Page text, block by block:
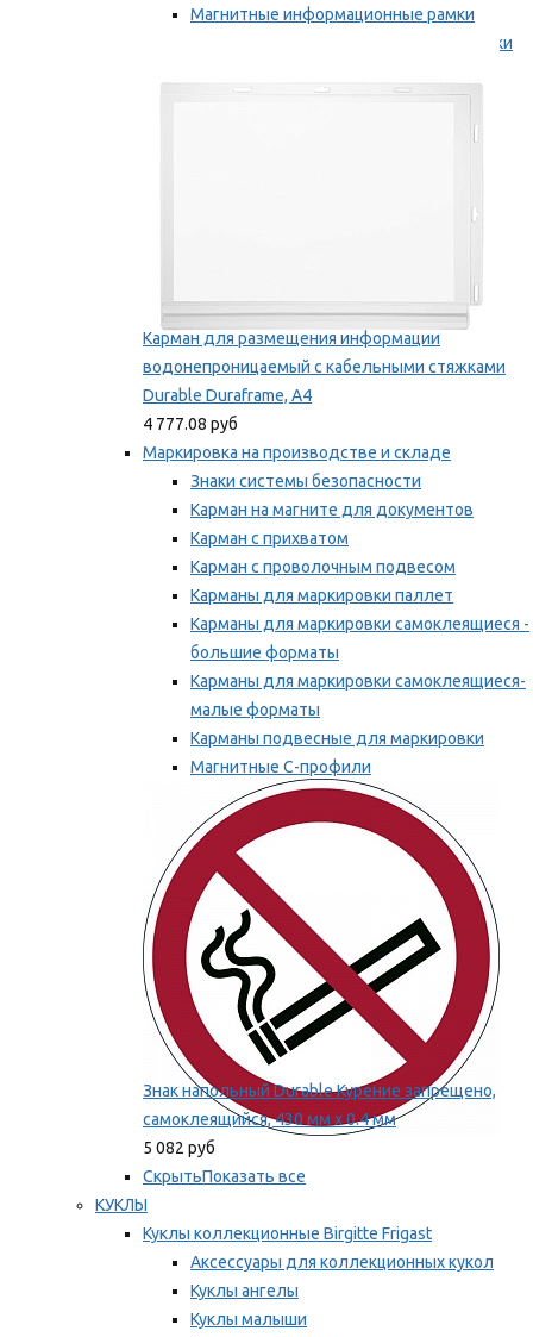
Магнитные информационные рамки
Самоклеящиеся информационные рамки
Карман для размещения информации
водонепроницаемый с кабельными стяжками
Durable Duraframe, А4
4 777.08 руб
Маркировка на производстве и складе
Знаки системы безопасности
Карман на магните для документов
Карман с прихватом
Карман с проволочным подвесом
Карманы для маркировки паллет
Карманы для маркировки самоклеящиеся -
большие форматы
Карманы для маркировки самоклеящиеся-
малые форматы
Карманы подвесные для маркировки
Магнитные С-профили
Напольная маркировка
Мы рекомендуем
Знак напольный Durable Курение запрещено,
самоклеящийся, 430 мм х 0.4 мм
5 082 руб
СкрытьПоказать все
КУКЛЫ
Куклы коллекционные Birgitte Frigast
Аксессуары для коллекционных кукол
Куклы ангелы
Куклы малыши